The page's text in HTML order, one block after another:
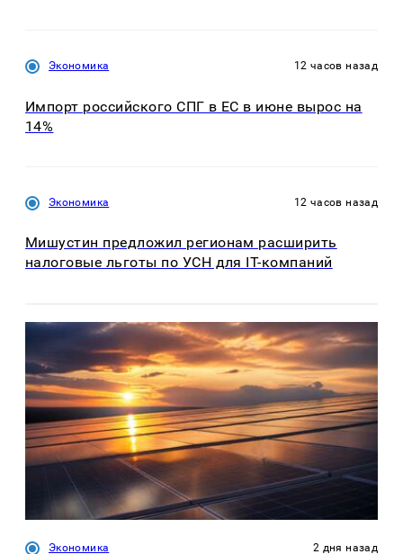
Экономика 12 часов назад
Импорт российского СПГ в ЕС в июне вырос на
14%
Экономика 12 часов назад
Мишустин предложил регионам расширить
налоговые льготы по УСН для IT-компаний
Экономика 2 дня назад